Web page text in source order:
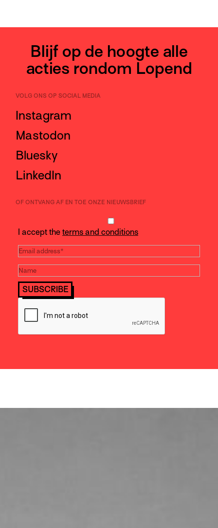
Blijf op de hoogte alle
acties rondom Lopend
VOLG ONS OP SOCIAL MEDIA
Instagram
Mastodon
Bluesky
LinkedIn
OF ONTVANG AF EN TOE ONZE NIEUWSBRIEF
I accept the terms and conditions
SUBSCRIBE